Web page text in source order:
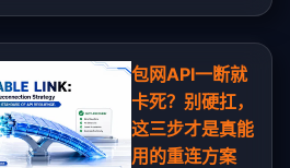
包网API一断就
卡死？别硬扛，
这三步才是真能
用的重连方案